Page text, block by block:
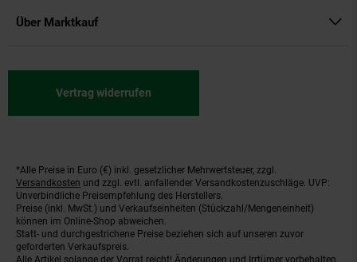
Über Marktkauf
Vertrag widerrufen
Fußnoten
*Alle Preise in Euro (€) inkl. gesetzlicher Mehrwertsteuer, zzgl.
Versandkosten und zzgl. evtl. anfallender Versandkostenzuschläge. UVP:
Unverbindliche Preisempfehlung des Herstellers.
Preise (inkl. MwSt.) und Verkaufseinheiten (Stückzahl/Mengeneinheit)
können im Online-Shop abweichen.
Statt- und durchgestrichene Preise beziehen sich auf unseren zuvor
geforderten Verkaufspreis.